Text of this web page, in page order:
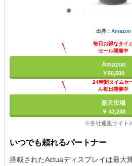
出典： Amazon
毎日お得なタイ
セール開催中
Amazon
￥50,500
24時間タイムセ
ル毎日開催中
楽天市場
￥ 42,248
※各社通販サイト
いつでも頼れるパートナー
搭載されたActuaディスプレイは最大